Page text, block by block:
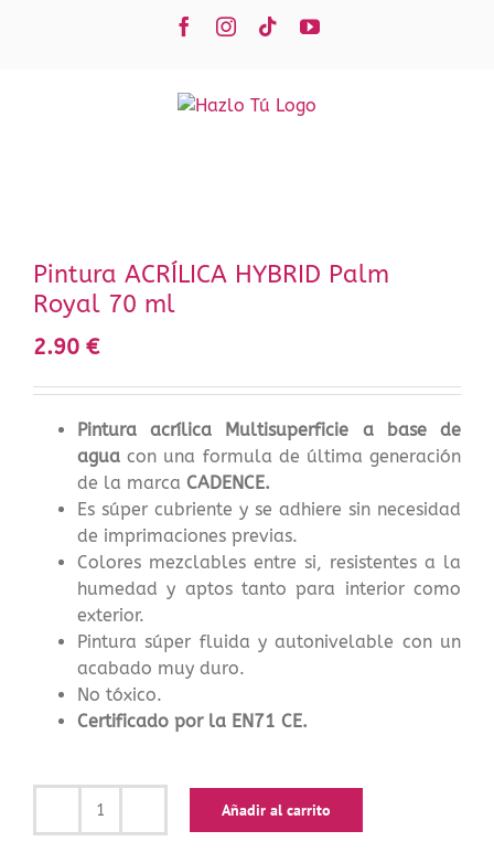
FacebookInstagram
TiktokYouTube
Pintura ACRÍLICA HYBRID Palm
Royal 70 ml
2.90 €
Pintura acrílica Multisuperficie a base de
agua con una formula de última generación
de la marca CADENCE.
Es súper cubriente y se adhiere sin necesidad
de imprimaciones previas.
Colores mezclables entre si, resistentes a la
humedad y aptos tanto para interior como
exterior.
Pintura súper fluida y autonivelable con un
acabado muy duro.
No tóxico.
Certificado por la EN71 CE.
Pintura
Añadir al carrito